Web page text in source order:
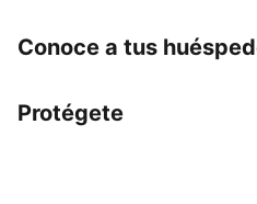
Conoce a tus
Protégete